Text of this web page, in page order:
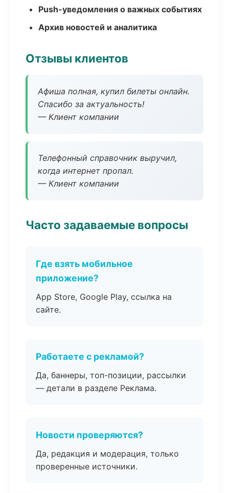
Push-уведомления о важных событиях
Архив новостей и аналитика
Отзывы клиентов
Афиша полная, купил билеты онлайн.
Спасибо за актуальность!
— Клиент компании
Телефонный справочник выручил,
когда интернет пропал.
— Клиент компании
Часто задаваемые вопросы
Где взять мобильное
приложение?
App Store, Google Play, ссылка на
сайте.
Работаете с рекламой?
Да, баннеры, топ-позиции, рассылки
— детали в разделе Реклама.
Новости проверяются?
Да, редакция и модерация, только
проверенные источники.